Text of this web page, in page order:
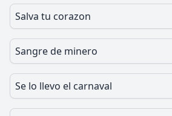
Salva tu corazon
Sangre de minero
Se lo llevo el carnaval